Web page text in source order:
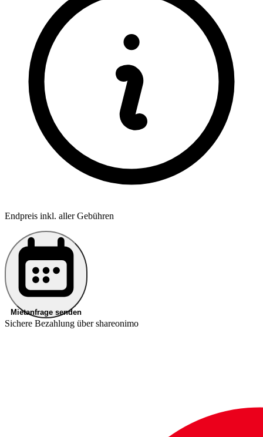
Endpreis inkl. aller Gebühren
Mietanfrage senden
Sichere Bezahlung über shareonimo